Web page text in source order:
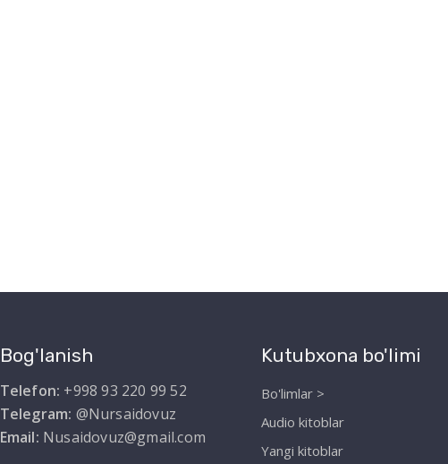
Bog'lanish
Telefon: +998 93 220 99 52
Telegram: @Nursaidovuz
Email: Nusaidovuz@gmail.com
Kutubxona bo'limi
Bo'limlar >
Audio kitoblar
Yangi kitoblar